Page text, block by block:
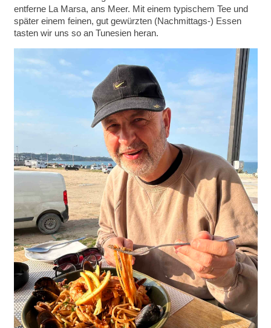
entferne La Marsa, ans Meer. Mit einem typischem Tee und
später einem feinen, gut gewürzten (Nachmittags-) Essen
tasten wir uns so an Tunesien heran.